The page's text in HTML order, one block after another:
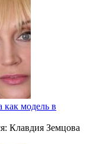
модель в
Клавдия Земцова